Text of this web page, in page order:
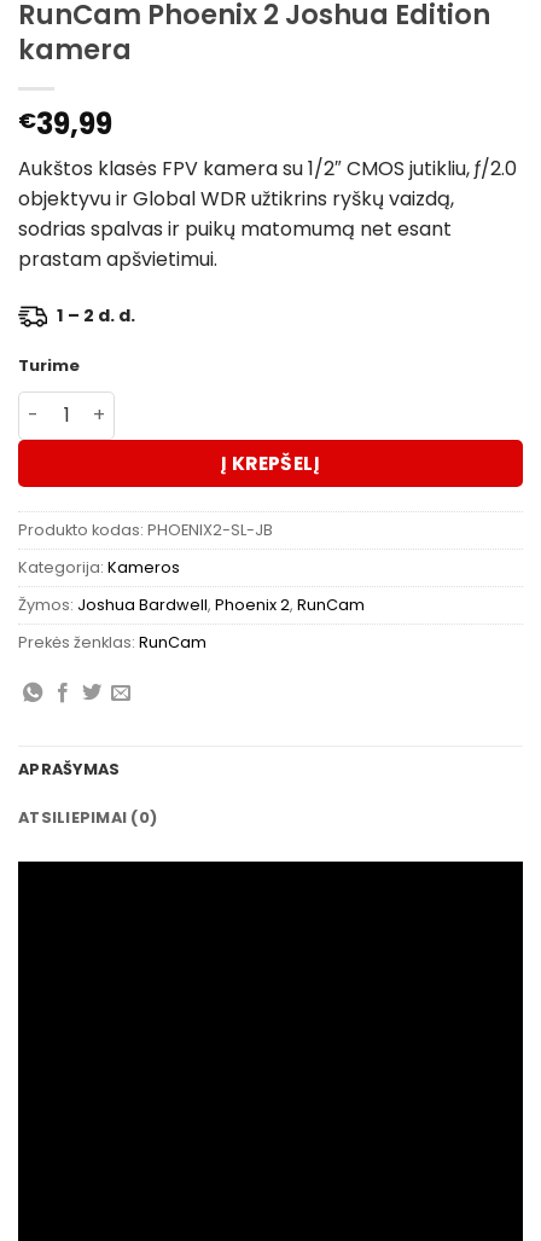
RunCam Phoenix 2 Joshua Edition
kamera
€39,99
Aukštos klasės FPV kamera su 1/2″ CMOS jutikliu, ƒ/2.0
objektyvu ir Global WDR užtikrins ryškų vaizdą,
sodrias spalvas ir puikų matomumą net esant
prastam apšvietimui.
1 – 2 d. d.
Turime
produkto kiekis: RunCam Phoenix 2 Joshua Edition
Į KREPŠELĮ
Produkto kodas: PHOENIX2-SL-JB
Kategorija: Kameros
Žymos: Joshua Bardwell, Phoenix 2, RunCam
Prekės ženklas: RunCam
APRAŠYMAS
ATSILIEPIMAI (0)